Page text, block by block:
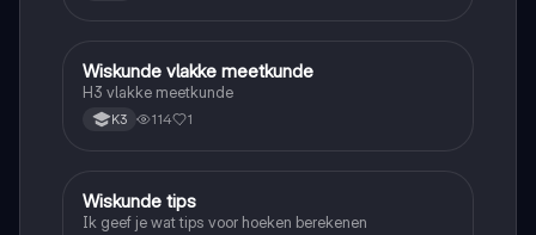
Wiskunde
Wiskunde vlakke meetkunde
H3 vlakke meetkunde
K3 114 1
Wiskunde
Wiskunde tips
Ik geef je wat tips voor hoeken berekenen